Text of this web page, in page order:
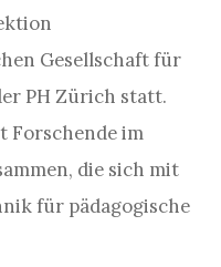
Gesellschaft für
PH Zürich statt.
Forschende im
die sich mit
für pädagogische